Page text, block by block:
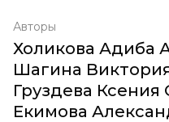
Авторы
Холикова Адиба
Шагина
Груздева Ксения
Екимова